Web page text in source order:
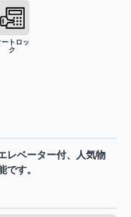
ートロッ
ク
レベーター付、人気物
です。